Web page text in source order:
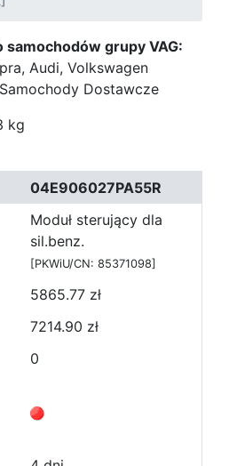
grupy VAG:
Audi, Volkswagen
Dostawcze
kg
04E906027PA55R
Moduł sterujący dla
sil.benz.
[PKWiU/CN: 85371098]
5865.77 zł
7214.90 zł
0